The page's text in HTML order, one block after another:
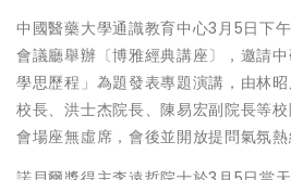
中國醫藥大學通識教育中心3月5日下
會議廳舉辦〔博雅經典講座〕，邀請
學思歷程」為題發表專題演講，由林
校長、洪士杰院長、陳易宏副院長等
會場座無虛席，會後並開放提問氣氛熱